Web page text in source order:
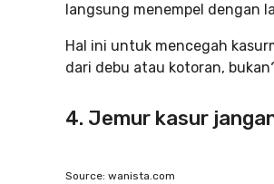
langsung menempel dengan
Hal ini untuk mencegah
dari debu atau kotoran,
4. Jemur kasur
Source: wanista.com